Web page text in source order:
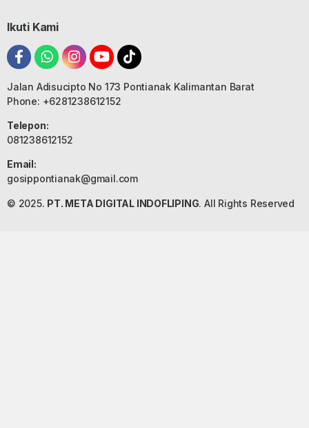
Ikuti Kami
Jalan Adisucipto No 173 Pontianak Kalimantan Barat
Phone: +6281238612152
Telepon:
081238612152
Email:
gosippontianak@gmail.com
© 2025. PT. META DIGITAL INDOFLIPING. All Rights Reserved